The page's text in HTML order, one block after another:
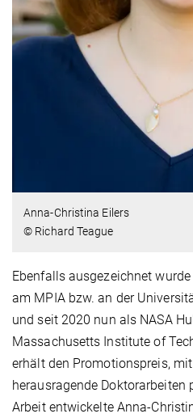
Anna-Christina Eilers
© Richard Teague
Ebenfalls ausgezeichnet
am MPIA bzw. an der
und seit 2020 nun als NASA
Massachusetts Institute of
erhält den Promotionspreis,
herausragende Doktorarbeiten
Arbeit entwickelte Anna-